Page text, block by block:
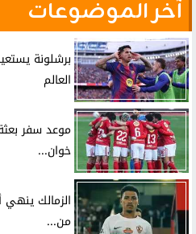
آخر الموضوعات
برشلونة
العالم
موعد سفر
خوان...
الزمالك ينهي
من...